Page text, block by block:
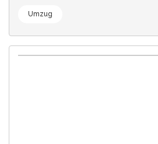
Umzug